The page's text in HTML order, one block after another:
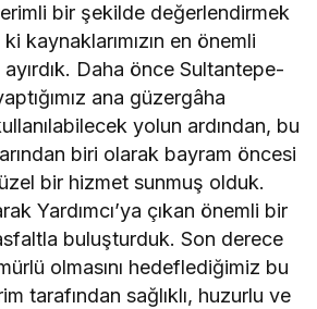
bir şekilde değerlendirmek
kaynaklarımızın en önemli
ayırdık. Daha önce Sultantepe-
ana güzergâha
yolun ardından, bu
biri olarak bayram öncesi
bir hizmet sunmuş olduk.
Yardımcı’ya çıkan önemli bir
buluşturduk. Son derece
olmasını hedeflediğimiz bu
tarafından sağlıklı, huzurlu ve